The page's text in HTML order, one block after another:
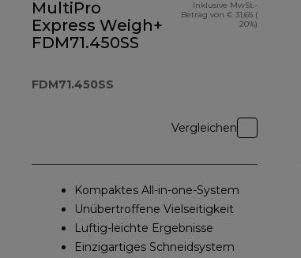
MultiPro
Express Weigh+
FDM71.450SS
FDM71.450SS
Inklusive MwSt.-
Betrag von € 31,65 (
20%)
Vergleichen
Kompaktes All-in-one-System
Unübertroffene Vielseitigkeit
Luftig-leichte Ergebnisse
Einzigartiges Schneidsystem